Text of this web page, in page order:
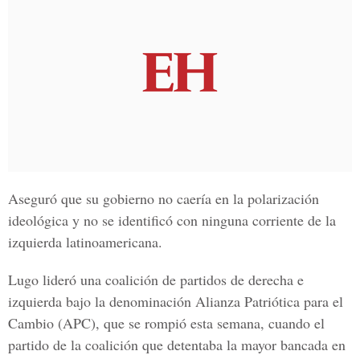
Aseguró que su gobierno no caería en la polarización
ideológica y no se identificó con ninguna corriente de la
izquierda latinoamericana.
Lugo lideró una coalición de partidos de derecha e
izquierda bajo la denominación Alianza Patriótica para el
Cambio (APC), que se rompió esta semana, cuando el
partido de la coalición que detentaba la mayor bancada en